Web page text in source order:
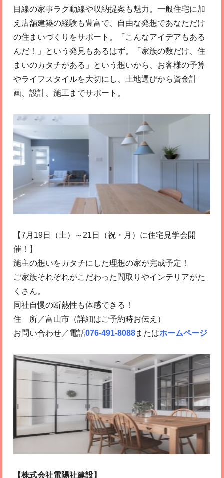
目線の家事ラク動線や収納提案も魅力。一般住宅に加
え店舗建築の経験も豊富で、自由な発想であなただけ
の住まいづくりをサポート。「こんなアイデアもある
んだ！」という発見もあるはず。「家族の数だけ、住
まいのカタチがある」という想いから、お客様の予算
やライフスタイルを大切にし、土地選びから資金計
画、設計、施工までサポート。
【7月19日（土）～21日（祝・月）に住宅見学会開
催！】
施主の想いをカタチにした理想の家が完成予定！
ご家族それぞれがこだわった間取りやインテリアがた
くさん。
同社自慢の断熱性も体感できる！
住 所／富山市（詳細はご予約時お伝え）
お問い合わせ／電話076-491-8088またはホームページ
【株式会社電陽社建設】